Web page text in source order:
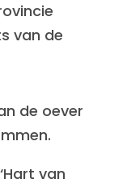
van de
de oever
van